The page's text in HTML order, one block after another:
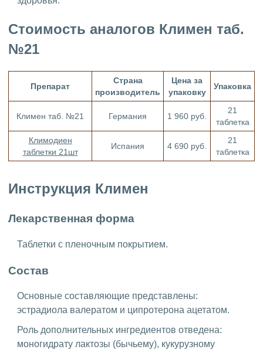
Стоимость аналогов Климен таб.
№21
Препарат
Страна
производитель
Цена за
упаковку
Упаковка
Климен таб. №21 Германия 1 960 руб.
21
таблетка
Климодиен
таблетки 21шт
Испания 4 690 руб.
21
таблетка
Инструкция Климен
Лекарственная форма
Таблетки с пленочным покрытием.
Состав
Основные составляющие представлены:
эстрадиола валератом и ципротерона ацетатом.
Роль дополнительных ингредиентов отведена:
моногидрату лактозы (бычьему), кукурузному